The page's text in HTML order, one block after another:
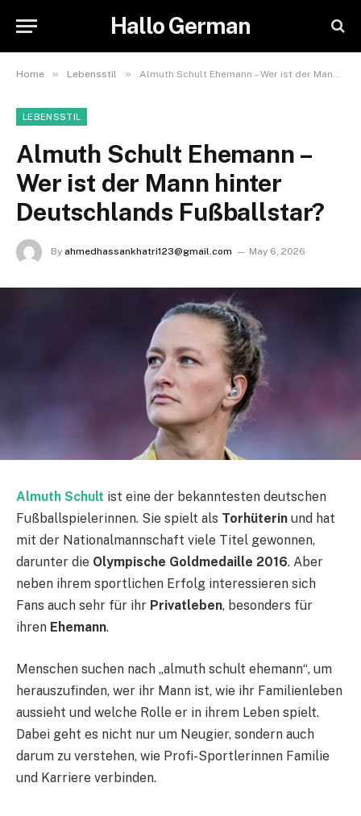
Hallo German
Home » Lebensstil » Almuth Schult Ehemann – Wer ist der Mann hinter Deutschlands Fußballstar?
LEBENSSTIL
Almuth Schult Ehemann –
Wer ist der Mann hinter
Deutschlands Fußballstar?
By ahmedhassankhatri123@gmail.com May 6, 2026
Almuth Schult ist eine der bekanntesten deutschen
Fußballspielerinnen. Sie spielt als Torhüterin und hat
mit der Nationalmannschaft viele Titel gewonnen,
darunter die Olympische Goldmedaille 2016. Aber
neben ihrem sportlichen Erfolg interessieren sich
Fans auch sehr für ihr Privatleben, besonders für
ihren Ehemann.
Menschen suchen nach „almuth schult ehemann“, um
herauszufinden, wer ihr Mann ist, wie ihr Familienleben
aussieht und welche Rolle er in ihrem Leben spielt.
Dabei geht es nicht nur um Neugier, sondern auch
darum zu verstehen, wie Profi-Sportlerinnen Familie
und Karriere verbinden.